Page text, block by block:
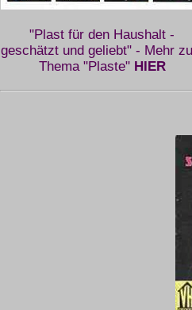
"Plast für den Haushalt -
geschätzt und geliebt" - Mehr
Thema "Plaste" HIER